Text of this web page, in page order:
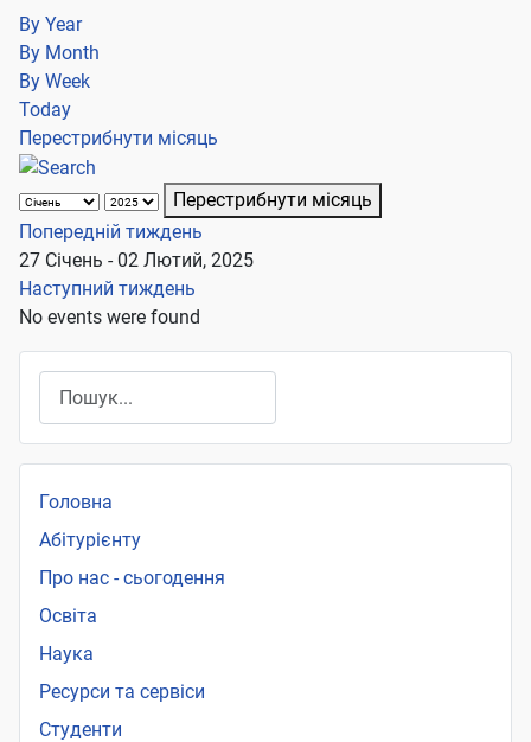
By Year
By Month
By Week
Today
Перестрибнути місяць
Перестрибнути місяць
Попередній тиждень
27 Січень - 02 Лютий, 2025
Наступний тиждень
No events were found
Головна
Абітурієнту
Про нас - сьогодення
Освіта
Наука
Ресурси та сервіси
Студенти